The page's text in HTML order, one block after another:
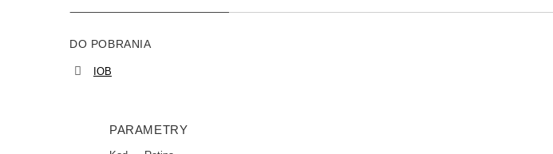
PARAMETRY
DO POBRANIA
IOB